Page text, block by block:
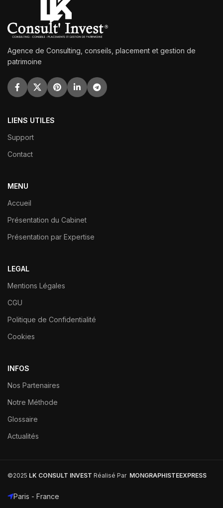
Agence de Consulting, conseils, placement et gestion de
patrimoine
LIENS UTILES
Support
Contact
MENU
Accueil
Présentation du Cabinet
Présentation par Expertise
LEGAL
Mentions Légales
CGU
Politique de Confidentialité
Cookies
INFOS
Nos Partenaires
Notre Méthode
Glossaire
Actualités
©2025 LK CONSULT INVEST Réalisé Par MONGRAPHISTEEXPRESS
Paris - France